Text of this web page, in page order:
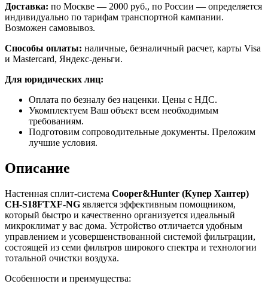
Доставка: по Москве — 2000 руб., по России — определяется
индивидуально по тарифам транспортной кампании.
Возможен самовывоз.
Способы оплаты: наличные, безналичный расчет, карты Visa
и Mastercard, Яндекс-деньги.
Для юридических лиц:
Оплата по безналу без наценки. Цены с НДС.
Укомплектуем Ваш объект всем необходимым
требованиям.
Подготовим сопроводительные документы. Преложим
лучшие условия.
Описание
Настенная сплит-система Cooper&Hunter (Купер Хантер)
CH-S18FTXF-NG является эффективным помощником,
который быстро и качественно организуется идеальный
микроклимат у вас дома. Устройство отличается удобным
управлением и усовершенствованной системой фильтрации,
состоящей из семи фильтров широкого спектра и технологии
тотальной очистки воздуха.
Особенности и преимущества: